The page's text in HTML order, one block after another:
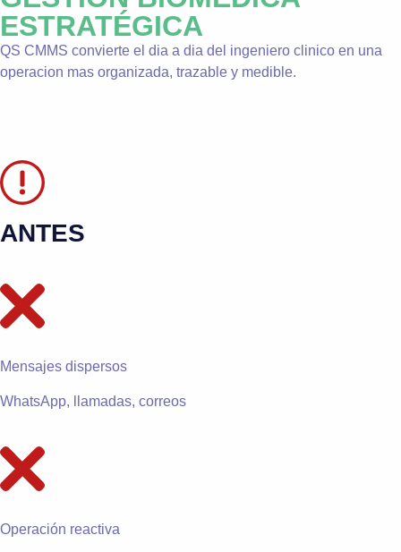
ESTRATÉGICA
QS CMMS convierte el dia a dia del ingeniero clinico en una
operacion mas organizada, trazable y medible.
ANTES
Mensajes dispersos
WhatsApp, llamadas, correos
Operación reactiva